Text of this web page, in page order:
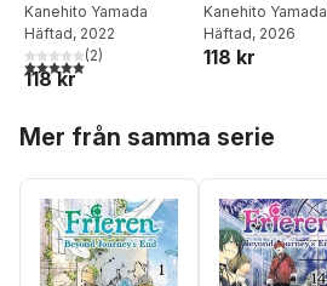
1
Kanehito Yamada
Häftad, 2022
5,0utav 5 stjärnor. Totalt antal röster:
(2)
118 kr
14
Kanehito Yamada
Häftad, 2026
118 kr
Mer från samma serie